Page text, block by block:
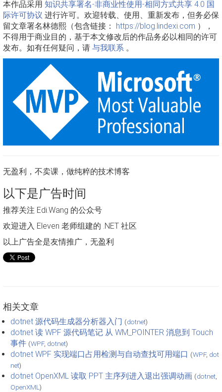
本作品采用 知识共享署名-非商业性使用-相同方式共享 4.0 国
际许可协议 进行许可。欢迎转载、使用、重新发布，但务必保
留文章署名林德熙（包含链接： https://blog.lindexi.com ），
不得用于商业目的，基于本文修改后的作品务必以相同的许可
发布。如有任何疑问，请 与我联系 。
无盈利，不卖课，做纯粹的技术博客
以下是广告时间
推荐关注 Edi.Wang 的公众号
欢迎进入 Eleven 老师组建的 .NET 社区
以上广告全是友情推广，无盈利
相关文章
dotnet 源代码生成器分析器入门 (dotnet)
dotnet 读 WPF 源代码笔记 从 WM_POINTER 消息到 Touch
事件 (WPF, dotnet)
dotnet WPF 实现端口占用检测与自动查找可用端口 (WPF, dot
net)
dotnet OpenXML 读取 PPT 主序列进入退出强调动画 (dotnet
OpenXML )